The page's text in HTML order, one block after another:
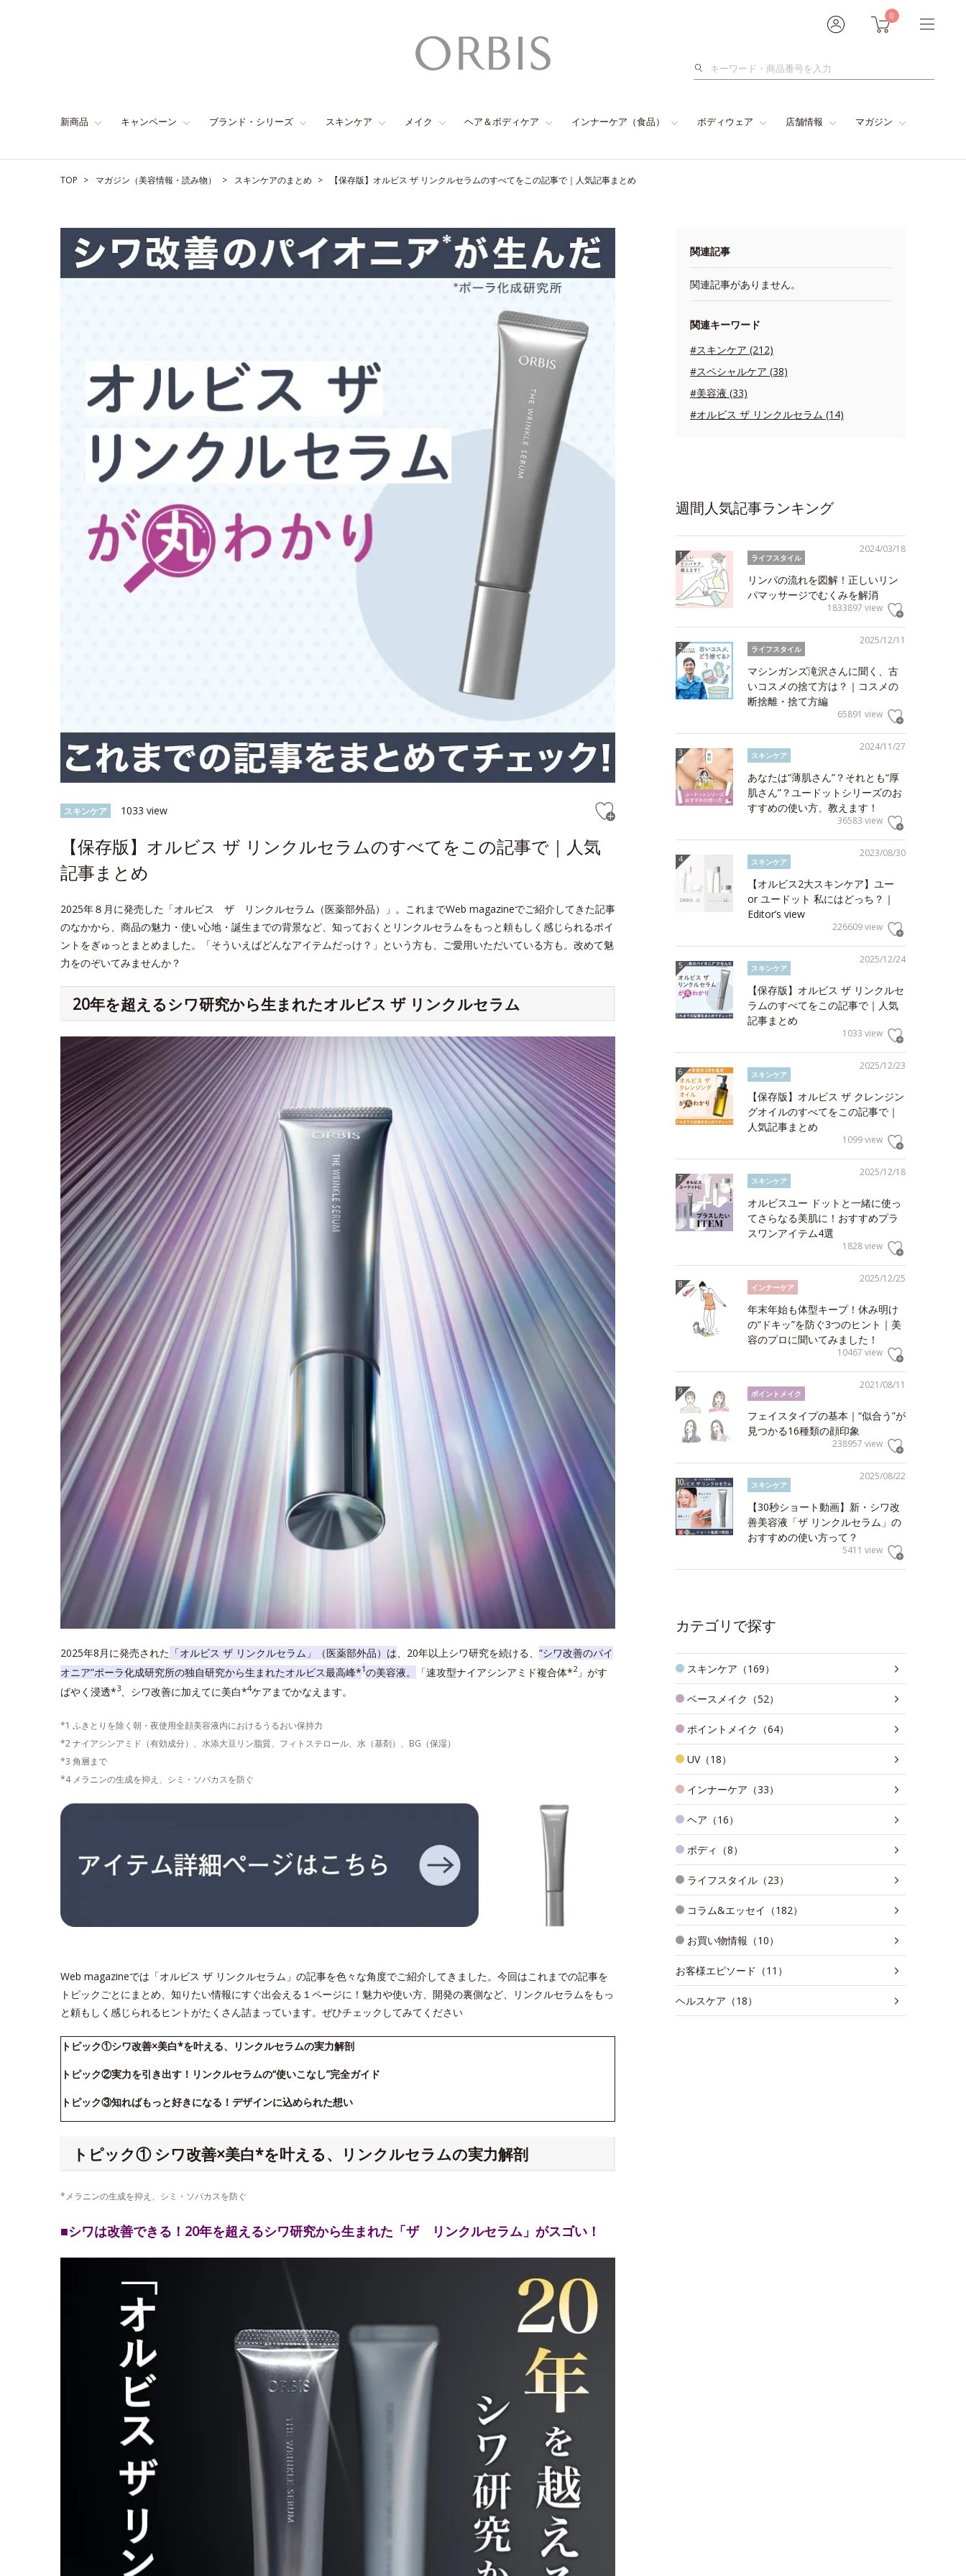
0
検
新商品 キャンペーン ブランド・シリーズ スキンケア メイク ヘア＆ボディケア インナーケア（食品） ボディウェア 店舗情報 マガジン
TOP マガジン（美容情報・読み物） スキンケアのまとめ 【保存版】オルビス ザ リンクルセラムのすべてをこの記事で｜人気記事まとめ
スキンケア 1033 view
【保存版】オルビス ザ リンクルセラムのすべてをこの記事で｜人気
記事まとめ
2025年８月に発売した「オルビス ザ リンクルセラム（医薬部外品）」。これまでWeb magazineでご紹介してきた記事
のなかから、商品の魅力・使い心地・誕生までの背景など、知っておくとリンクルセラムをもっと頼もしく感じられるポイ
ントをぎゅっとまとめました。「そういえばどんなアイテムだっけ？」という方も、ご愛用いただいている方も。改めて魅
力をのぞいてみませんか？
20年を超えるシワ研究から生まれたオルビス ザ リンクルセラム
2025年8月に発売された 「オルビス ザ リンクルセラム」（医薬部外品）は、20年以上シワ研究を続ける、 “シワ改善のパイ
オニア”ポーラ化成研究所の独自研究から生まれたオルビス最高峰*1の美容液。 「速攻型ナイアシンアミド複合体*2」がす
ばやく浸透*3 、シワ改善に加えてに美白*4ケアまでかなえます。
*1 ふきとりを除く朝・夜使用全顔美容液内におけるうるおい保持力
*2 ナイアシンアミド（有効成分）、水添大豆リン脂質、フィトステロール、水（基剤）、BG（保湿）
*3 角層まで
*4 メラニンの生成を抑え、シミ・ソバカスを防ぐ
Web magazineでは「オルビス ザ リンクルセラム」の記事を色々な角度でご紹介してきました。今回はこれまでの記事を
トピックごとにまとめ、知りたい情報にすぐ出会える１ページに！魅力や使い方、開発の裏側など、リンクルセラムをもっ
と頼もしく感じられるヒントがたくさん詰まっています。ぜひチェックしてみてください
トピック①シワ改善×美白*を叶える、リンクルセラムの実力解剖
トピック②実力を引き出す！リンクルセラムの“使いこなし”完全ガイド
トピック③知ればもっと好きになる！デザインに込められた想い
トピック① シワ改善×美白*を叶える、リンクルセラムの実力解剖
*メラニンの生成を抑え、シミ・ソバカスを防ぐ
■シワは改善できる！20年を超えるシワ研究から生まれた「ザ リンクルセラム」がスゴい！
関連記事
関連記事がありません。
関連キーワード
#スキンケア (212)
#スペシャルケア (38)
#美容液 (33)
#オルビス ザ リンクルセラム (14)
週間人気記事ランキング
2024/03/18
ライフスタイル
リンパの流れを図解！正しいリン
パマッサージでむくみを解消
1833897 view
2025/12/11
ライフスタイル
マシンガンズ滝沢さんに聞く、古
いコスメの捨て方は？｜コスメの
断捨離・捨て方編
65891 view
2024/11/27
スキンケア
あなたは“薄肌さん”？それとも“厚
肌さん”？ユードットシリーズのお
すすめの使い方、教えます！
36583 view
2023/08/30
スキンケア
【オルビス2大スキンケア】ユー
or ユードット 私にはどっち？｜
Editor’s view
226609 view
2025/12/24
スキンケア
【保存版】オルビス ザ リンクルセ
ラムのすべてをこの記事で｜人気
記事まとめ
1033 view
2025/12/23
スキンケア
【保存版】オルビス ザ クレンジン
グオイルのすべてをこの記事で｜
人気記事まとめ
1099 view
2025/12/18
スキンケア
オルビスユー ドットと一緒に使っ
てさらなる美肌に！おすすめプラ
スワンアイテム4選
1828 view
2025/12/25
インナーケア
年末年始も体型キープ！休み明け
の“ドキッ”を防ぐ3つのヒント｜美
容のプロに聞いてみました！
10467 view
2021/08/11
ポイントメイク
フェイスタイプの基本｜“似合う”が
見つかる16種類の顔印象
238957 view
2025/08/22
スキンケア
【30秒ショート動画】新・シワ改
善美容液「ザ リンクルセラム」の
おすすめの使い方って？
5411 view
カテゴリで探す
スキンケア（169）
ベースメイク（52）
ポイントメイク（64）
UV（18）
インナーケア（33）
ヘア（16）
ボディ（8）
ライフスタイル（23）
コラム&エッセイ（182）
お買い物情報（10）
お客様エピソード（11）
ヘルスケア（18）